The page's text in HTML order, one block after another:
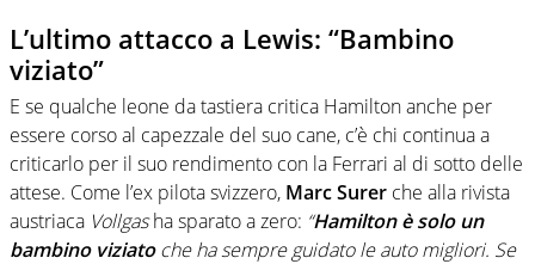
L’ultimo attacco a Lewis: “Bambino
viziato”
E se qualche leone da tastiera critica Hamilton anche per
essere corso al capezzale del suo cane, c’è chi continua a
criticarlo per il suo rendimento con la Ferrari al di sotto delle
attese. Come l’ex pilota svizzero, Marc Surer che alla rivista
austriaca Vollgasha sparato a zero: “Hamilton è solo un
bambino viziatoche ha sempre guidato le auto migliori. Se